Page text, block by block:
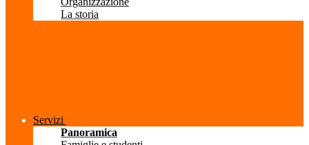
La storia
Servizi
Panoramica